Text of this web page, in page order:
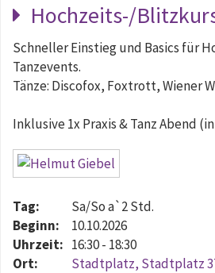
Hochzeits-/
Schneller Einstieg und Basics für
Tanzevents.
Tänze: Discofox, Foxtrott, Wiener
Inklusive 1x Praxis & Tanz Abend
Tag:
Sa/So a`2 Std.
Beginn:
10.10.2026
Uhrzeit: 16:30 - 18:30
Ort:
Stadtplatz, Stadtplatz